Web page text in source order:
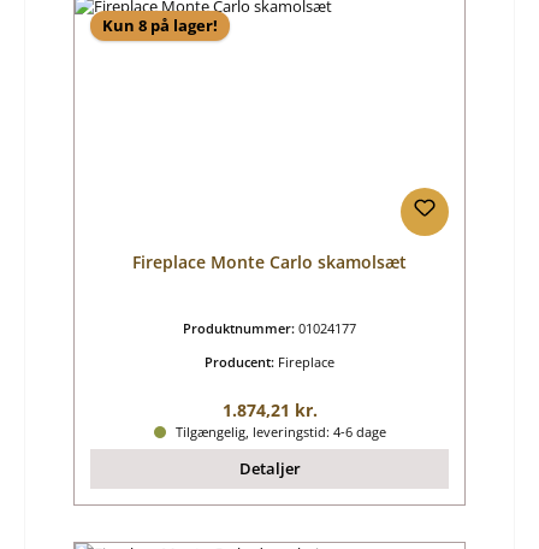
Kun 8 på lager!
Fireplace Monte Carlo skamolsæt
Produktnummer: 01024177
Producent: Fireplace
Almindelig pris:
1.874,21 kr.
Tilgængelig, leveringstid: 4-6 dage
Detaljer